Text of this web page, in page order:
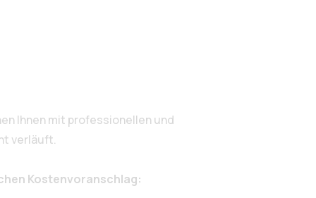
Ihnen mit professionellen und
verläuft.
Kostenvoranschlag: